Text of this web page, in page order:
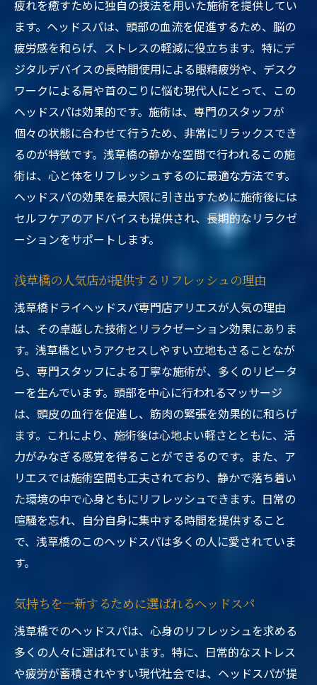
疲れを癒すために独自の技法を用いた施術を提供してい
ます。ヘッドスパは、頭部の血流を促進するため、脳の
疲労感を和らげ、ストレスの軽減に役立ちます。特にデ
ジタルデバイスの長時間使用による眼精疲労や、デスク
ワークによる肩や首のこりに悩む現代人にとって、この
ヘッドスパは効果的です。施術は、専門のスタッフが
個々の状態に合わせて行うため、非常にリラックスでき
るのが特徴です。浅草橋の静かな空間で行われるこの施
術は、心と体をリフレッシュするのに最適な方法です。
ヘッドスパの効果を最大限に引き出すために施術後には
セルフケアのアドバイスも提供され、長期的なリラクゼ
ーションをサポートします。
浅草橋の人気店が提供するリフレッシュの理由
浅草橋ドライヘッドスパ専門店アリエスが人気の理由
は、その卓越した技術とリラクゼーション効果にありま
す。浅草橋というアクセスしやすい立地もさることなが
ら、専門スタッフによる丁寧な施術が、多くのリピータ
ーを生んでいます。頭部を中心に行われるマッサージ
は、頭皮の血行を促進し、筋肉の緊張を効果的に和らげ
ます。これにより、施術後は心地よい軽さとともに、活
力がみなぎる感覚を得ることができるのです。また、ア
リエスでは施術空間も工夫されており、静かで落ち着い
た環境の中で心身ともにリフレッシュできます。日常の
喧騒を忘れ、自分自身に集中する時間を提供すること
で、浅草橋のこのヘッドスパは多くの人に愛されていま
す。
気持ちを一新するために選ばれるヘッドスパ
浅草橋でのヘッドスパは、心身のリフレッシュを求める
多くの人々に選ばれています。特に、日常的なストレス
や疲労が蓄積されやすい現代社会では、ヘッドスパが提